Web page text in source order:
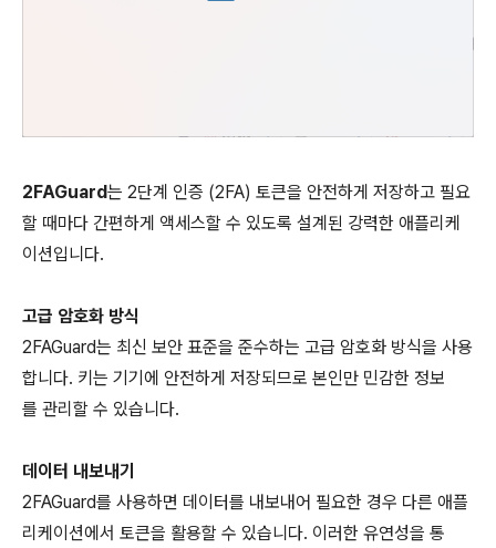
2FAGuard는 2단계 인증 (2FA) 토큰을 안전하게 저장하고 필요
할 때마다 간편하게 액세스할 수 있도록 설계된 강력한 애플리케
이션입니다.
고급 암호화 방식
2FAGuard는 최신 보안 표준을 준수하는 고급 암호화 방식을 사용
합니다. 키는 기기에 안전하게 저장되므로 본인만 민감한 정보
를 관리할 수 있습니다.
데이터 내보내기
2FAGuard를 사용하면 데이터를 내보내어 필요한 경우 다른 애플
리케이션에서 토큰을 활용할 수 있습니다. 이러한 유연성을 통